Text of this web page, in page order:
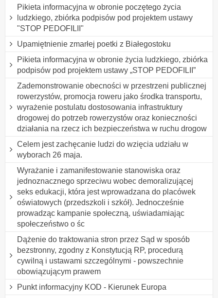
Pikieta informacyjna w obronie poczętego życia
ludzkiego, zbiórka podpisów pod projektem ustawy
"STOP PEDOFILII"
Upamiętnienie zmarłej poetki z Białegostoku
Pikieta informacyjna w obronie życia ludzkiego, zbiórka
podpisów pod projektem ustawy „STOP PEDOFILII”
Zademonstrowanie obecności w przestrzeni publicznej
rowerzystów, promocja roweru jako środka transportu,
wyrażenie postulatu dostosowania infrastruktury
drogowej do potrzeb rowerzystów oraz konieczności
działania na rzecz ich bezpieczeństwa w ruchu drogow
Celem jest zachęcanie ludzi do wzięcia udziału w
wyborach 26 maja.
Wyrażanie i zamanifestowanie stanowiska oraz
jednoznacznego sprzeciwu wobec demoralizującej
seks edukacji, która jest wprowadzana do placówek
oświatowych (przedszkoli i szkół). Jednocześnie
prowadząc kampanie społeczną, uświadamiając
społeczeństwo o śc
Dążenie do traktowania stron przez Sąd w sposób
bezstronny, zgodny z Konstytucją RP, procedurą
cywilną i ustawami szczególnymi - powszechnie
obowiązującym prawem
Punkt informacyjny KOD - Kierunek Europa